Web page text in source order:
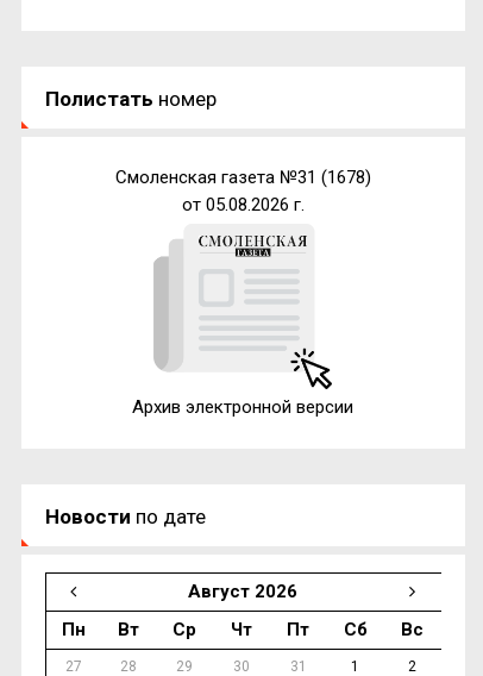
Полистать номер
Смоленская газета №31 (1678)
от 05.08.2026 г.
Архив электронной версии
Новости по дате
Август 2026
Пн
Вт Ср Чт Пт Сб Вс
27 28 29 30 31 1 2